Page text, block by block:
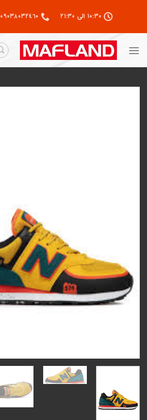
۱۰:۳۰ الی ۲۱:۳۰ ٠٩٠٣٨٠٣٢٤٦٠